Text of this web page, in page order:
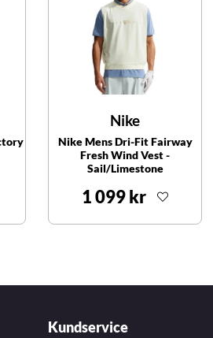
Nike
Nike Mens Dri-Fit Fairway
Fresh Wind Vest -
Sail/Limestone
1 099 kr
Kundservice